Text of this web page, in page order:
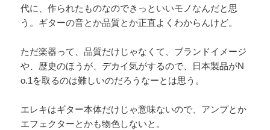
代に、作られたものなのできっといいモノなんだと思
う。ギターの音とか品質とか正直よくわからんけど。
ただ楽器って、品質だけじゃなくて、ブランドイメージ
や、歴史のほうが、デカイ気がするので、日本製品がN
o.1を取るのは難しいのだろうなーとは思う。
エレキはギター本体だけじゃ意味ないので、アンプとか
エフェクターとかも物色しないと。